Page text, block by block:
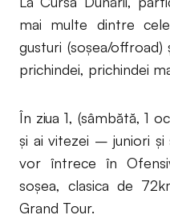
mai multe dintre
gusturi (soșea/
prichindei, prichindei
În ziua 1, (sâmbătă, 1
și ai vitezei – juniori
vor întrece în
soșea, clasica de
Grand Tour.